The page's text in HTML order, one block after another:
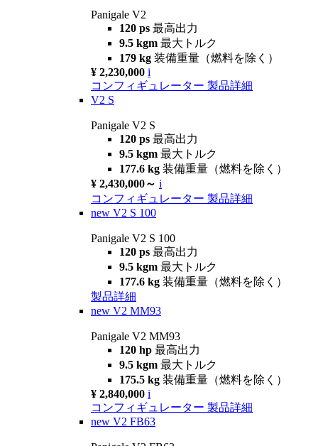
Panigale V2
120 ps 最高出力
9.5 kgm 最大トルク
179 kg 装備重量（燃料を除く）
¥ 2,230,000 i
コンフィギュレーター 製品詳細
V2 S
Panigale V2 S
120 ps 最高出力
9.5 kgm 最大トルク
177.6 kg 装備重量（燃料を除く）
¥ 2,430,000～ i
コンフィギュレーター 製品詳細
new V2 S 100
Panigale V2 S 100
120 ps 最高出力
9.5 kgm 最大トルク
177.6 kg 装備重量（燃料を除く）
製品詳細
new V2 MM93
Panigale V2 MM93
120 hp 最高出力
9.5 kgm 最大トルク
175.5 kg 装備重量（燃料を除く）
¥ 2,840,000 i
コンフィギュレーター 製品詳細
new V2 FB63